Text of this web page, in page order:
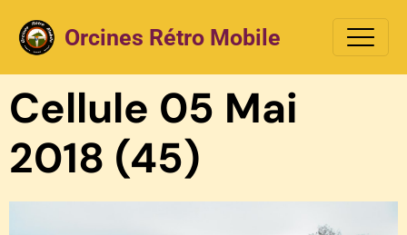
Orcines Rétro Mobile
Cellule 05 Mai
2018 (45)